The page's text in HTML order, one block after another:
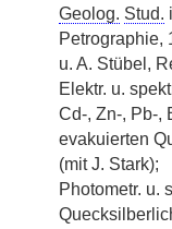
Geolog. Stud.
Petrographie,
u. A. Stübel,
Elektr. u.
Cd-, Zn-, Pb-,
evakuierten
(mit J. Stark);
Photometr. u.